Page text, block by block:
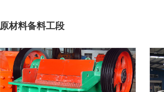
原材料备料工段